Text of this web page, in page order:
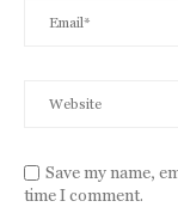
Save my name,
time I comment.